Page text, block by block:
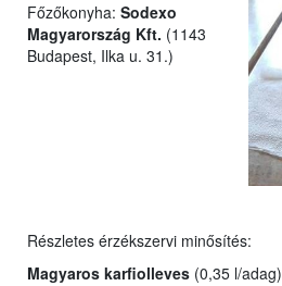
Főzőkonyha: Sodexo
Magyarország Kft. (1143
Budapest, Ilka u. 31.)
Részletes érzékszervi minősítés:
Magyaros karfiolleves (0,35 l/adag)